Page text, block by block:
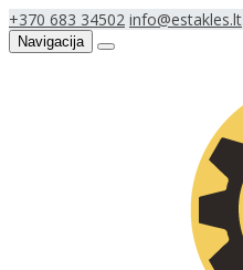
+370 683 34502 info@estakles.lt
Navigacija